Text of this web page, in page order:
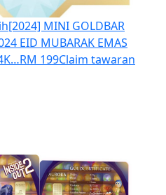
[2024] MINI GOLDBAR
EID MUBARAK EMAS
RM 199Claim tawaran